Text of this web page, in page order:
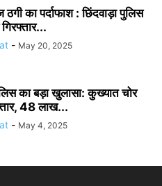
का पर्दाफाश : छिंदवाड़ा पुलिस
- May 20, 2025
का बड़ा खुलासा: कुख्यात चोर
48 लाख...
- May 4, 2025